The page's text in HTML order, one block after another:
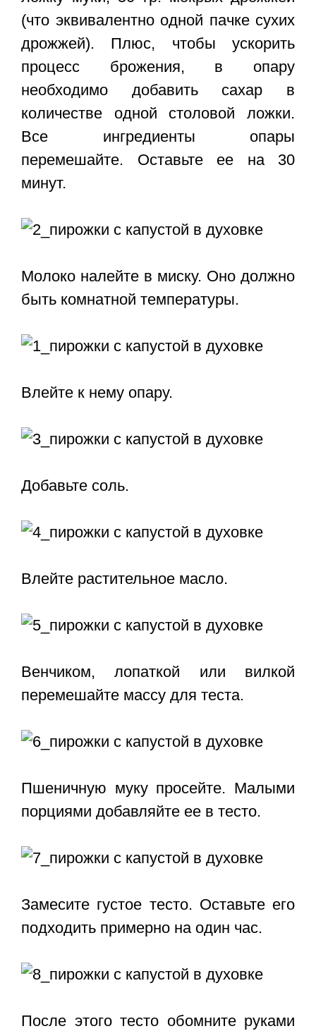
(что эквивалентно одной пачке сухих
дрожжей). Плюс, чтобы ускорить
процесс брожения, в опару
необходимо добавить сахар в
количестве одной столовой ложки.
Все ингредиенты опары
перемешайте. Оставьте ее на 30
минут.
Молоко налейте в миску. Оно должно
быть комнатной температуры.
Влейте к нему опару.
Добавьте соль.
Влейте растительное масло.
Венчиком, лопаткой или вилкой
перемешайте массу для теста.
Пшеничную муку просейте. Малыми
порциями добавляйте ее в тесто.
Замесите густое тесто. Оставьте его
подходить примерно на один час.
После этого тесто обомните руками